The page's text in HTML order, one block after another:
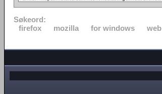
Søkeord:
firefox
mozilla for windows web